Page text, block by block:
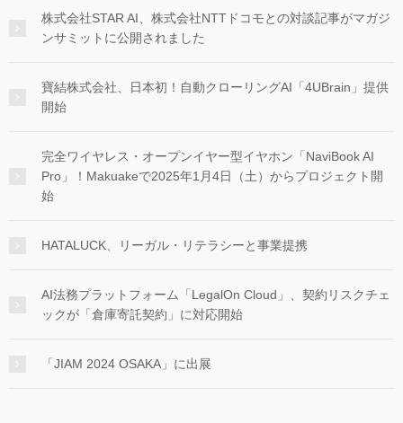
株式会社STAR AI、株式会社NTTドコモとの対談記事がマガジ
ンサミットに公開されました
寶結株式会社、日本初！自動クローリングAI「4UBrain」提供
開始
完全ワイヤレス・オープンイヤー型イヤホン「NaviBook AI
Pro」！Makuakeで2025年1月4日（土）からプロジェクト開
始
HATALUCK、リーガル・リテラシーと事業提携
AI法務プラットフォーム「LegalOn Cloud」、契約リスクチェ
ックが「倉庫寄託契約」に対応開始
「JIAM 2024 OSAKA」に出展